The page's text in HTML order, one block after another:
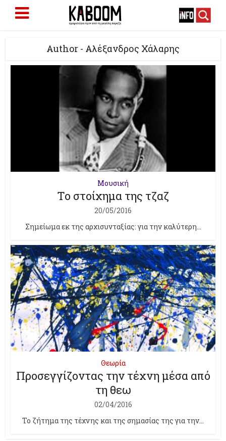
Author - Αλέξανδρος Χάλαρης
Μουσική
Το στοίχημα της τζαζ
20/05/2016
Σημείωμα εκ της αρχισυνταξίας: για την καλύτερη...
Θεωρία
Προσεγγίζοντας την τέχνη μέσα από
τη θεω
02/04/2016
Το ζήτημα της τέχνης και της σημασίας της για την...